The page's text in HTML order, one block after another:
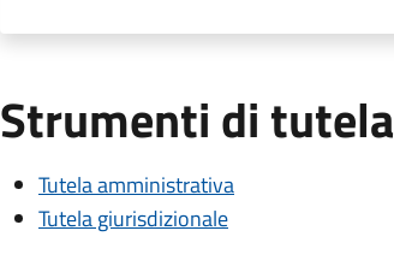
Strumenti di tutela
Tutela amministrativa
Tutela giurisdizionale